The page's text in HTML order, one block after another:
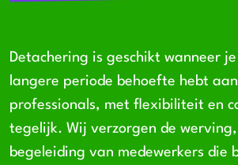
Detachering is geschikt wanneer
langere periode behoefte hebt
professionals, met flexibiliteit en
tegelijk. Wij verzorgen de
begeleiding van medewerkers die